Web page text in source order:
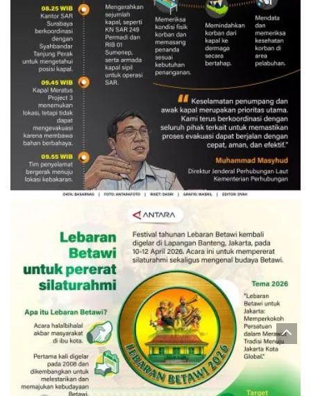
Evakuasi korban kebakaran KM
Mutiara Sentosa 2
3 Agustus 2026